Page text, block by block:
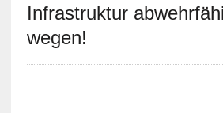
Infrastruktur
wegen!